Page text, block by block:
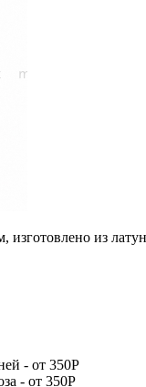
из
- от 350Р
- от 350Р